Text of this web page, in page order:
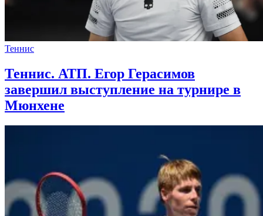
Теннис
Теннис. АТП. Егор Герасимов
завершил выступление на турнире в
Мюнхене